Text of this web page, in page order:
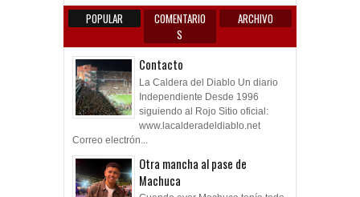
POPULAR
COMENTARIO
S
ARCHIVO
Contacto
La Caldera del Diablo Un diario
Independiente Desde 1996
siguiendo al Rojo Sitio oficial:
www.lacalderadeldiablo.net
Correo electrón...
Otra mancha al pase de
Machuca